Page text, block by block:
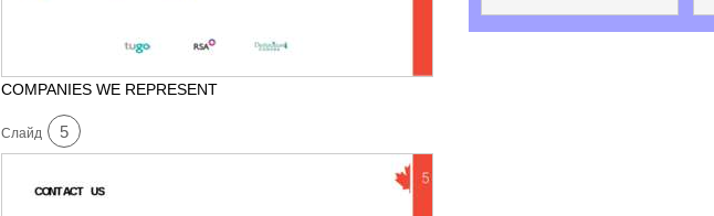
COMPANIES WE REPRESENT
Cлайд 5